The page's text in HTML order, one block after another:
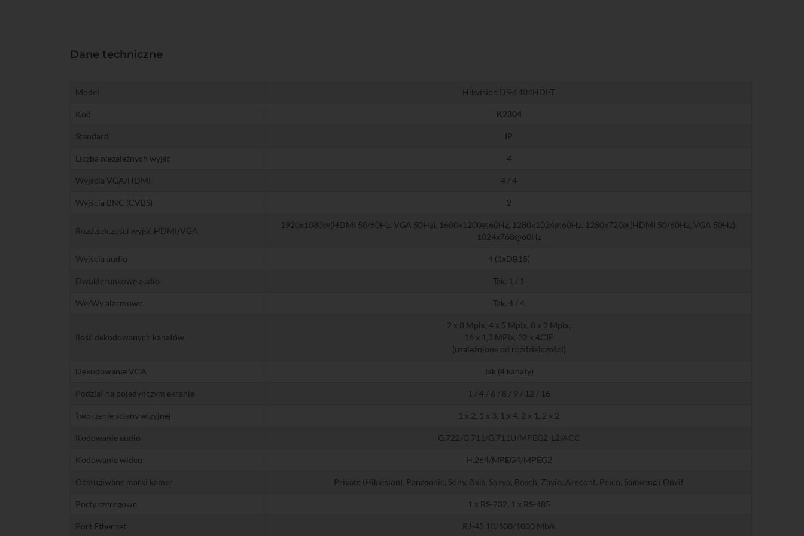
Dane techniczne
Model Hikvision DS-6404HDI-T
Kod K2304
Standard IP
Liczba niezależnych wyjść 4
Wyjścia VGA/HDMI 4 / 4
Wyjścia BNC (CVBS) 2
Rozdzielczości wyjść HDMI/VGA
1920x1080@(HDMI 50/60Hz, VGA 50Hz), 1600x1200@60Hz, 1280x1024@60Hz, 1280x720@(HDMI 50/60Hz, VGA 50Hz),
1024x768@60Hz
Wyjścia audio 4 (1xDB15)
Dwukierunkowe audio Tak, 1 / 1
We/Wy alarmowe Tak, 4 / 4
Ilość dekodowanych kanałów
2 x 8 Mpix, 4 x 5 Mpix, 8 x 2 Mpix,
16 x 1,3 MPix, 32 x 4CIF
(uzależnione od rozdzielczości)
Dekodowanie VCA Tak (4 kanały)
Podział na pojedyńczym ekranie 1 / 4 / 6 / 8 / 9 / 12 / 16
Tworzenie ściany wizyjnej 1 x 2, 1 x 3, 1 x 4, 2 x 1, 2 x 2
Kodowanie audio G.722/G.711/G.711U/MPEG2-L2/ACC
Kodowanie wideo H.264/MPEG4/MPEG2
Obsługiwane marki kamer Private (Hikvision), Panasonic, Sony, Axis, Sanyo, Bosch, Zavio, Arecont, Pelco, Samusng i Onvif
Porty szeregowe 1 x RS-232, 1 x RS-485
Port Ethernet RJ-45 10/100/1000 Mb/s